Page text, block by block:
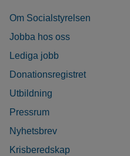
Om Socialstyrelsen
Jobba hos oss
Lediga jobb
Donationsregistret
Utbildning
Pressrum
Nyhetsbrev
Krisberedskap